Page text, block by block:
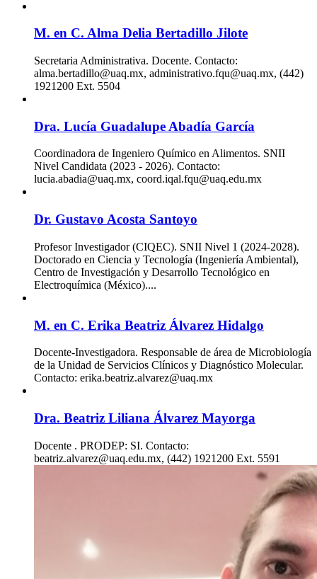
M. en C. Alma Delia Bertadillo Jilote
Secretaria Administrativa. Docente. Contacto:
alma.bertadillo@uaq.mx, administrativo.fqu@uaq.mx, (442)
1921200 Ext. 5504
Dra. Lucía Guadalupe Abadía García
Coordinadora de Ingeniero Químico en Alimentos. SNII
Nivel Candidata (2023 - 2026). Contacto:
lucia.abadia@uaq.mx, coord.iqal.fqu@uaq.edu.mx
Dr. Gustavo Acosta Santoyo
Profesor Investigador (CIQEC). SNII Nivel 1 (2024-2028).
Doctorado en Ciencia y Tecnología (Ingeniería Ambiental),
Centro de Investigación y Desarrollo Tecnológico en
Electroquímica (México)....
M. en C. Erika Beatriz Álvarez Hidalgo
Docente-Investigadora. Responsable de área de Microbiología
de la Unidad de Servicios Clínicos y Diagnóstico Molecular.
Contacto: erika.beatriz.alvarez@uaq.mx
Dra. Beatriz Liliana Álvarez Mayorga
Docente . PRODEP: SI. Contacto:
beatriz.alvarez@uaq.edu.mx, (442) 1921200 Ext. 5591